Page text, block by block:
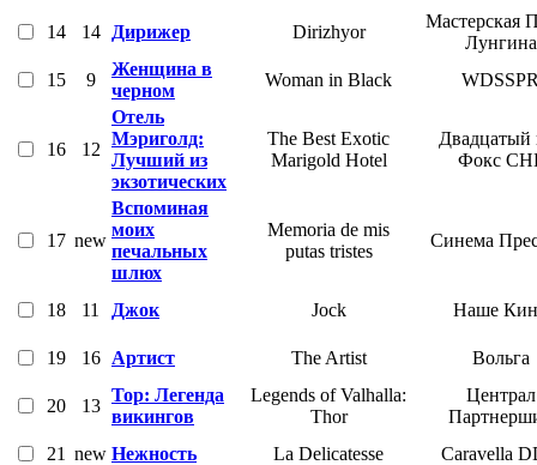
14 14 Дирижер Dirizhyor
Мастерская
Лунгина
15
9
Женщина в
черном
Woman in Black
16 12
Отель
Мэриголд:
Лучший из
экзотических
The Best Exotic
Marigold Hotel
Двадцатый
Фокс
17 new
Вспоминая
моих
печальных
шлюх
Memoria de mis
putas tristes
Cинема
18 11 Джок Jock Наше
19 16 Артист The Artist Вольга
20 13
Тор: Легенда
викингов
Legends of Valhalla:
Thor
Централ
21 new Нежность La Delicatesse Caravella